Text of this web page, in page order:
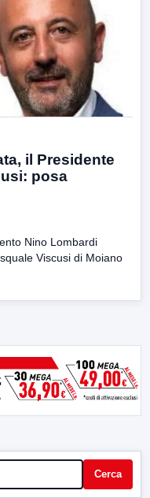
il Presidente
posa
Nino Lombardi
Viscusi di Moiano
Cerca